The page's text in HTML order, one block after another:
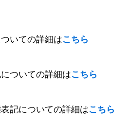
いての詳細はこちら
ついての詳細はこちら
記についての詳細はこちら